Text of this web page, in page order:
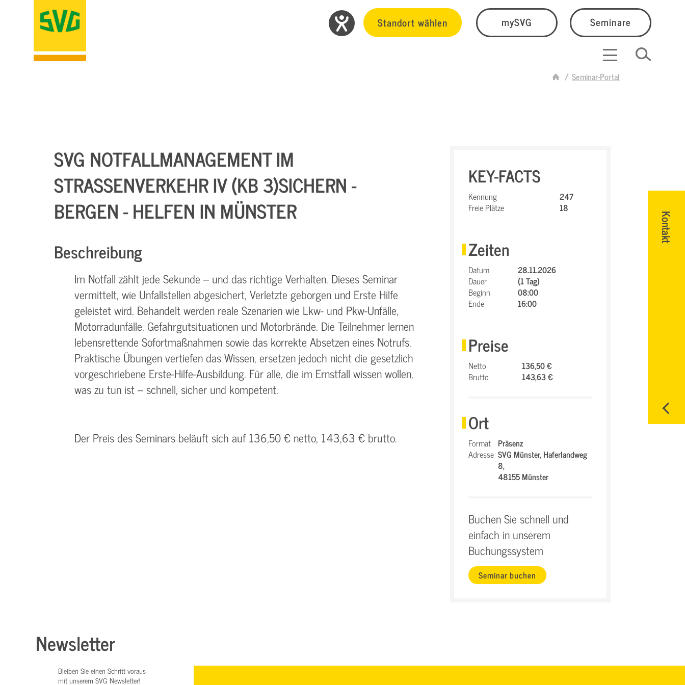
Standort wählen mySVG Seminare
Seminar-Portal
Kontakt
SVG NOTFALLMANAGEMENT IM
STRASSENVERKEHR IV (KB 3)SICHERN - B
ERGEN - HELFEN IN MÜNSTER
Beschreibung
Im Notfall zählt jede Sekunde – und das richtige Verhalten. Dieses Seminar
vermittelt, wie Unfallstellen abgesichert, Verletzte geborgen und Erste Hilfe
geleistet wird. Behandelt werden reale Szenarien wie Lkw- und Pkw-Unfälle,
Motorradunfälle, Gefahrgutsituationen und Motorbrände. Die Teilnehmer lernen
lebensrettende Sofortmaßnahmen sowie das korrekte Absetzen eines Notrufs.
Praktische Übungen vertiefen das Wissen, ersetzen jedoch nicht die gesetzlich
vorgeschriebene Erste-Hilfe-Ausbildung. Für alle, die im Ernstfall wissen wollen,
was zu tun ist – schnell, sicher und kompetent.
Der Preis des Seminars beläuft sich auf 136,50 € netto, 143,63 € brutto.
KEY-FACTS
Kennung
247
Freie Plätze
18
Zeiten
Datum
28.11.2026
Dauer
(1 Tag)
Beginn
08:00
Ende
16:00
Preise
Netto
136,50 €
Brutto
143,63 €
Ort
Format Präsenz
Adresse SVG Münster,Haferlandweg
8,
48155 Münster
Buchen Sie schnell und
einfach in unserem
Buchungssystem
Seminar buchen
Newsletter
Bleiben Sie einen Schritt voraus
mit unserem SVG Newsletter!